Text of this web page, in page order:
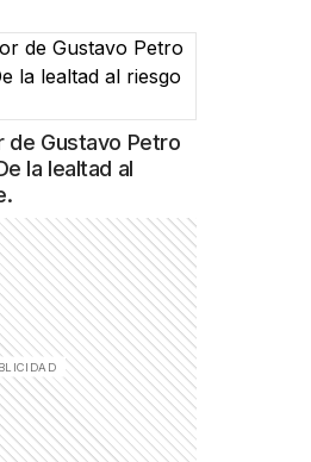
de Gustavo Petro
la lealtad al